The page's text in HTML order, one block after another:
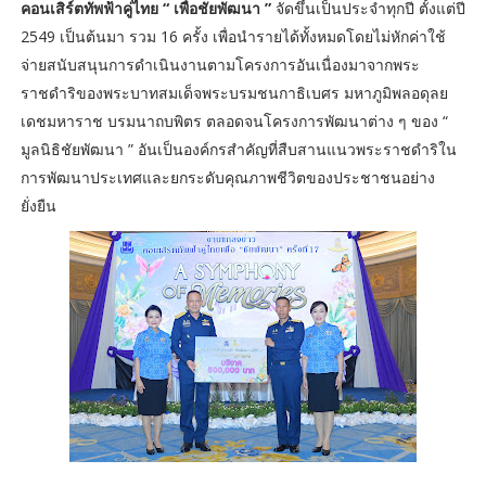
คอนเสิร์ตทัพฟ้าคู่ไทย “ เพื่อชัยพัฒนา ” จัดขึ้นเป็นประจำทุกปี ตั้งแต่ปี
2549 เป็นต้นมา รวม 16 ครั้ง เพื่อนำรายได้ทั้งหมดโดยไม่หักค่าใช้
จ่ายสนับสนุนการดำเนินงานตามโครงการอันเนื่องมาจากพระ
ราชดำริของพระบาทสมเด็จพระบรมชนกาธิเบศร มหาภูมิพลอดุลย
เดชมหาราช บรมนาถบพิตร ตลอดจนโครงการพัฒนาต่าง ๆ ของ “
มูลนิธิชัยพัฒนา ” อันเป็นองค์กรสำคัญที่สืบสานแนวพระราชดำริใน
การพัฒนาประเทศและยกระดับคุณภาพชีวิตของประชาชนอย่าง
ยั่งยืน